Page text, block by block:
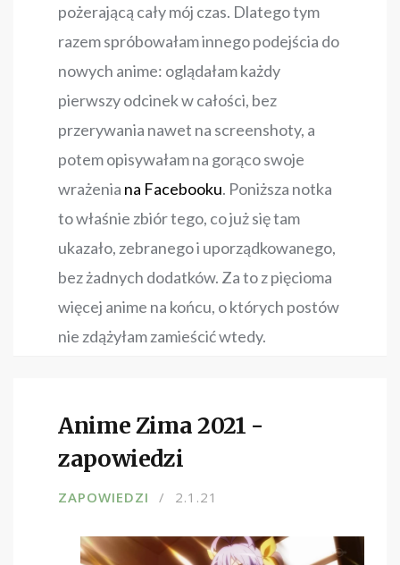
pożerającą cały mój czas. Dlatego tym
razem spróbowałam innego podejścia do
nowych anime: oglądałam każdy
pierwszy odcinek w całości, bez
przerywania nawet na screenshoty, a
potem opisywałam na gorąco swoje
wrażenia na Facebooku. Poniższa notka
to właśnie zbiór tego, co już się tam
ukazało, zebranego i uporządkowanego,
bez żadnych dodatków. Za to z pięcioma
więcej anime na końcu, o których postów
nie zdążyłam zamieścić wtedy.
Anime Zima 2021 -
zapowiedzi
ZAPOWIEDZI 2.1.21